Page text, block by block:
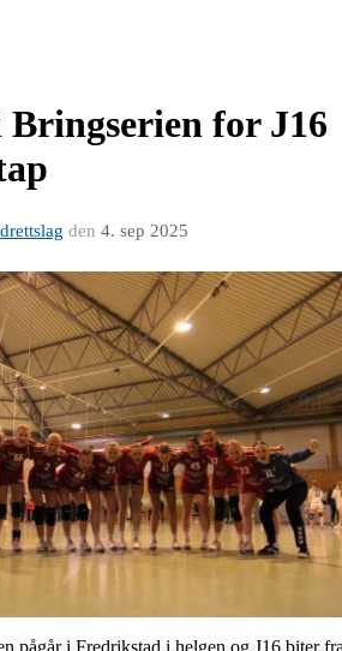
for J16
den 4. sep 2025